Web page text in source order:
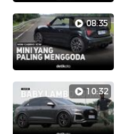
08:35
10:32